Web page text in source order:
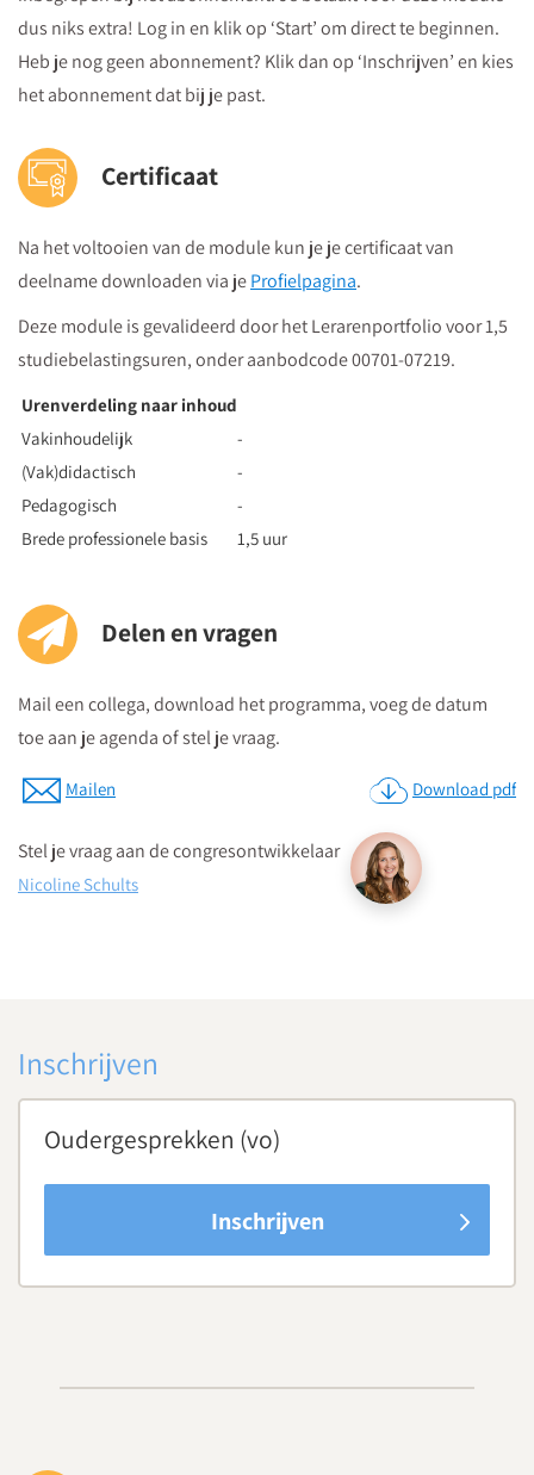
dus niks extra! Log in en klik op ‘Start’ om direct te beginnen.
Heb je nog geen abonnement? Klik dan op ‘Inschrijven’ en kies
het abonnement dat bij je past.
Certificaat
Na het voltooien van de module kun je je certificaat van
deelname downloaden via jeProfielpagina.
Deze module is gevalideerd door het Lerarenportfolio voor 1,5
studiebelastingsuren, onder aanbodcode00701-07219.
Urenverdeling naar inhoud
Vakinhoudelijk
-
(Vak)didactisch
-
Pedagogisch
-
Brede professionele basis
1,5 uur
Delen en vragen
Mail een collega, download het programma, voeg de datum
toe aan je agenda of stel je vraag.
Mailen Download pdf
Stel je vraag aan de congresontwikkelaar
Nicoline Schults
Inschrijven
Oudergesprekken (vo)
Inschrijven